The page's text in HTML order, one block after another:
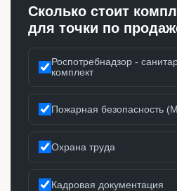
Сколько стоит
для точки по
Роспотребнадзор -
комплект
Пожарная безопасность
Охрана труда
Кадровая документация